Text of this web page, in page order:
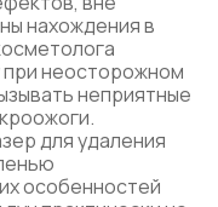
нахождения в
при неосторожном
неприятные
для удаления
особенностей